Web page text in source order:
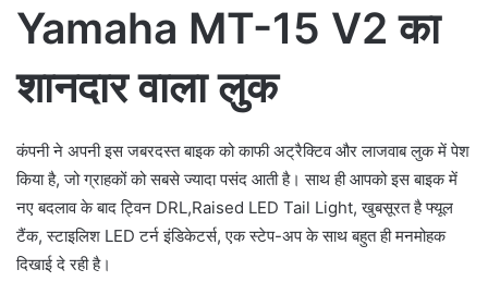
Yamaha MT-15 V2 का
शानदार वाला लुक
कंपनी ने अपनी इस जबरदस्त बाइक को काफी अट्रैक्टिव और लाजवाब लुक में पेश
किया है, जो ग्राहकों को सबसे ज्यादा पसंद आती है। साथ ही आपको इस बाइक में
नए बदलाव के बाद ट्विन DRL,Raised LED Tail Light, खुबसूरत है फ्यूल
टैंक, स्टाइलिश LED टर्न इंडिकेटर्स, एक स्टेप-अप के साथ बहुत ही मनमोहक
दिखाई दे रही है।